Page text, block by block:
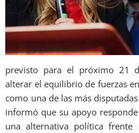
previsto para el próximo 21
alterar el equilibrio de fuerzas
como una de las más
informó que su apoyo
una alternativa política